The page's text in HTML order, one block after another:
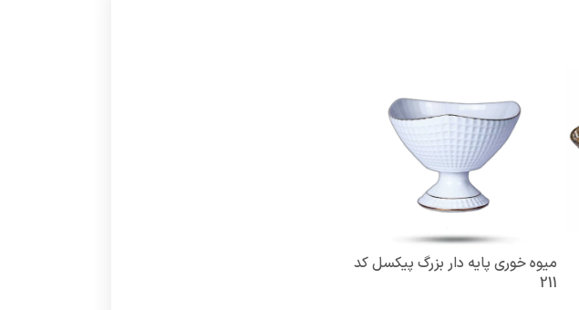
میوه خوری پایه دار بزرگ پیکسل کد
211